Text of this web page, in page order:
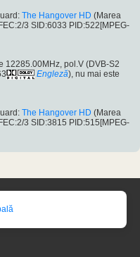
The Hangover HD (Marea
3 SID:6033 PID:522[MPEG-
12285.00MHz, pol.V (DVB-S2
Engleză), nu mai este
The Hangover HD (Marea
3 SID:3815 PID:515[MPEG-